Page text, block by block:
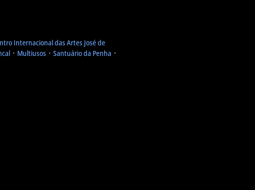
Internacional das Artes José de
᛫ Multiusos ᛫ Santuário da Penha ᛫